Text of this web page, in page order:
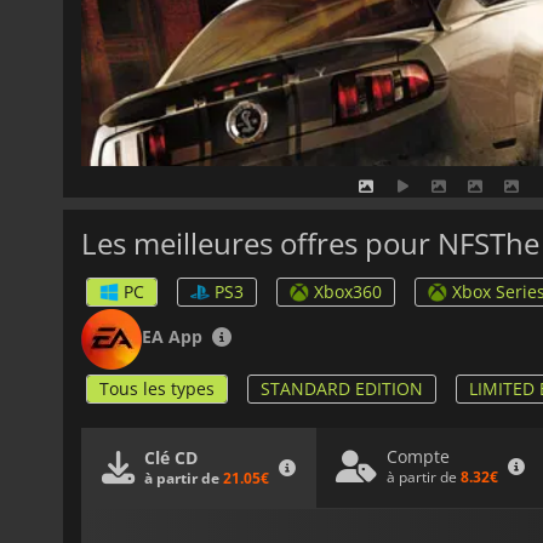
Les meilleures offres pour
PC PS3 Xbox360
Xbox
EA App
Tous les types STANDARD EDITION LIMITED
Clé CD
à partir de21.05€
Compte
à partir de 8.32€